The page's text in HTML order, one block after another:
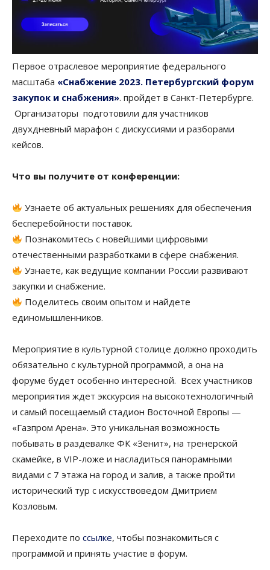
Первое отраслевое мероприятие федерального
масштаба «Снабжение 2023. Петербургский форум
закупок и снабжения». пройдет в Санкт-Петербурге.
Организаторы подготовили для участников
двухдневный марафон с дискуссиями и разборами
кейсов.
Что вы получите от конференции:
Узнаете об актуальных решениях для обеспечения
бесперебойности поставок.
Познакомитесь с новейшими цифровыми
отечественными разработками в сфере снабжения.
Узнаете, как ведущие компании России развивают
закупки и снабжение.
Поделитесь своим опытом и найдете
единомышленников.
Мероприятие в культурной столице должно проходить
обязательно с культурной программой, а она на
форуме будет особенно интересной. Всех участников
мероприятия ждет экскурсия на высокотехнологичный
и самый посещаемый стадион Восточной Европы —
«Газпром Арена». Это уникальная возможность
побывать в раздевалке ФК «Зенит», на тренерской
скамейке, в VIP-ложе и насладиться панорамными
видами с 7 этажа на город и залив, а также пройти
исторический тур с искусствоведом Дмитрием
Козловым.
Переходите по ссылке, чтобы познакомиться с
программой и принять участие в форум.